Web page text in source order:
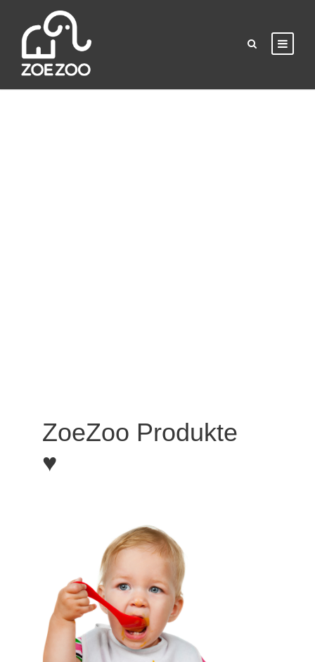
ZoeZoo Produkte
♥